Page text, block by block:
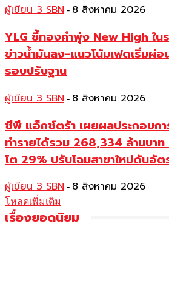
ผู้เขียน 3 SBN - 8 สิงหาคม 2026
YLG ชี้ทองคำพุ่ง New High ใ
ข่าวน้ำมันลง-แนวโน้มเฟดเริ่มผ่
รอบปรับฐาน
ผู้เขียน 3 SBN - 8 สิงหาคม 2026
ซีพี แอ็กซ์ตร้า เผยผลประกอบก
ทำรายได้รวม 268,334 ล้านบา
โต 29% ปรับโฉมสาขาใหม่ดันอัต
ผู้เขียน 3 SBN - 8 สิงหาคม 2026
โหลดเพิ่มเติม
เรื่องยอดนิยม